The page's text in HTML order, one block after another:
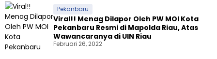
Pekanbaru
Viral!! Menag Dilapor Oleh PW MOI Kota
Pekanbaru Resmi di Mapolda Riau, Atas
Wawancaranya di UIN Riau
Februari 26, 2022